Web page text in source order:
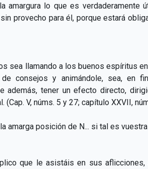
amargura lo que es verdaderamente
provecho para él, porque estará
sea llamando a los buenos espíritus
consejos y animándole, sea, en
además, tener un efecto directo,
V, núms. 5 y 27; capítulo XXVII,
amarga posición de N... si tal es
que le asistáis en sus